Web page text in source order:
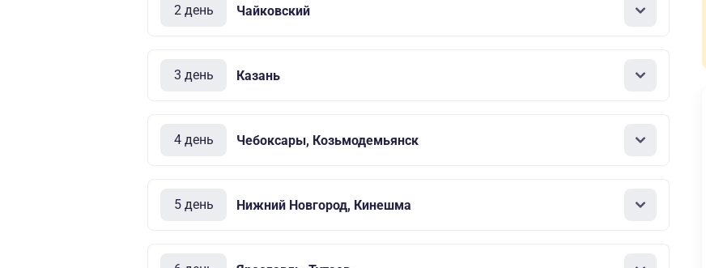
2 день Чайковский
3 день Казань
4 день Чебоксары, Козьмодемьянск
5 день Нижний Новгород, Кинешма